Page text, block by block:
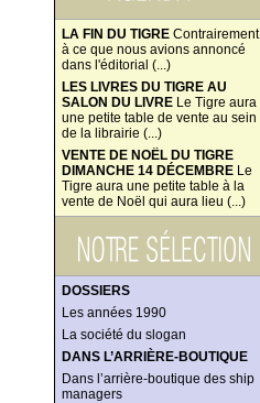
LA FIN DU TIGRE Contrairement
à ce que nous avions annoncé
dans l'éditorial (...)
LES LIVRES DU TIGRE AU
SALON DU LIVRE Le Tigre aura
une petite table de vente au sein
de la librairie (...)
VENTE DE NOËL DU TIGRE
DIMANCHE 14 DÉCEMBRE Le
Tigre aura une petite table à la
vente de Noël qui aura lieu (...)
DOSSIERS
Les années 1990
La société du slogan
DANS L’ARRIÈRE-BOUTIQUE
Dans l’arrière-boutique des ship
managers